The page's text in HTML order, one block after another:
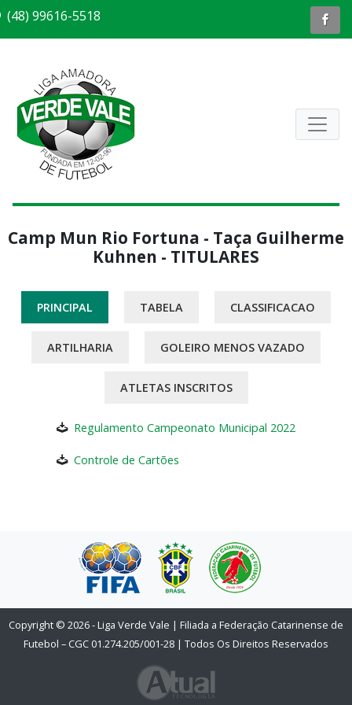
(48) 99616-5518
Camp Mun Rio Fortuna - Taça Guilherme
Kuhnen - TITULARES
PRINCIPAL TABELA CLASSIFICACAO
ARTILHARIA GOLEIRO MENOS VAZADO
ATLETAS INSCRITOS
Regulamento Campeonato Municipal 2022
Controle de Cartões
Copyright © 2026 - Liga Verde Vale | Filiada a Federação Catarinense de
Futebol – CGC 01.274.205/001-28 | Todos Os Direitos Reservados